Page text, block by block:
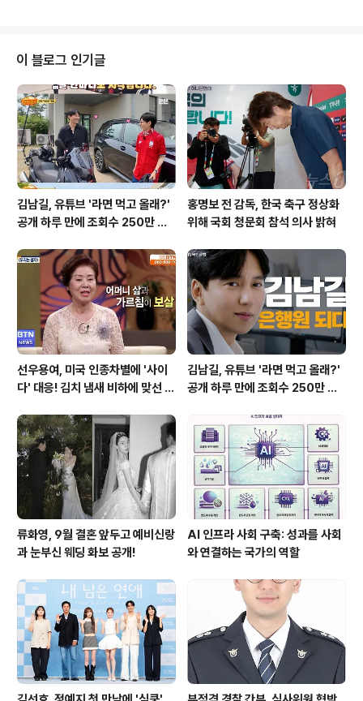
러, 여의도 전체를 덮는 상황입니다. 이러한 상황은 대량 생
산된 마스크의 재활용 방안을 시급히 마련해야 한다는 지
적을 불러일으킵니다. 마스크 방출 가격과 현실조달청은
유통기한이 도래한 비축 마스크를 장당 10원에서 250원
에 방출해왔습니다. 특히, 최근 방출된 KF-94 마스크는 유
통기한이 1년 이내인 ..
이 블로그 인기글
김남길, 유튜브 '라면 먹고 올래?'
공개 하루 만에 조회수 250만 돌
홍명보 전 감독, 한국 축구 정상화
위해 국회 청문회 참석 의사 밝혀
선우용여, 미국 인종차별에 '사이
다' 대응! 김치 냄새 비하에 맞선 통
김남길, 유튜브 '라면 먹고 올래?'
공개 하루 만에 조회수 250만 돌
류화영, 9월 결혼 앞두고 예비신랑
과 눈부신 웨딩 화보 공개!
AI 인프라 사회 구축: 성과를 사회
와 연결하는 국가의 역할